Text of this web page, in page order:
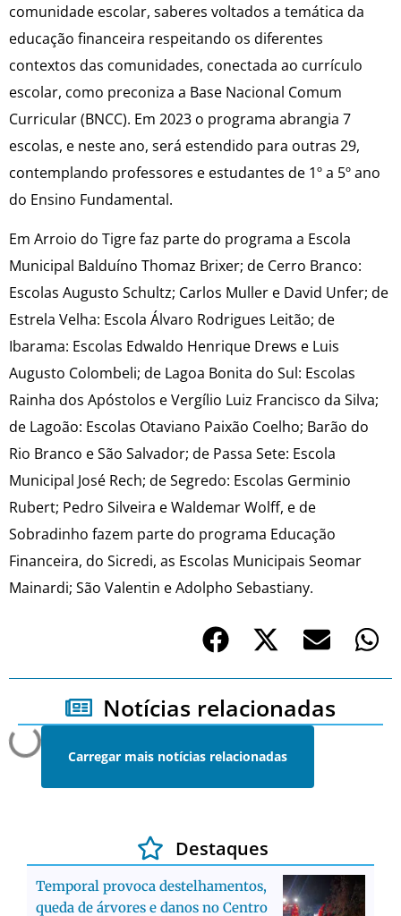
comunidade escolar, saberes voltados a temática da
educação financeira respeitando os diferentes
contextos das comunidades, conectada ao currículo
escolar, como preconiza a Base Nacional Comum
Curricular (BNCC). Em 2023 o programa abrangia 7
escolas, e neste ano, será estendido para outras 29,
contemplando professores e estudantes de 1º a 5º ano
do Ensino Fundamental.
Em Arroio do Tigre faz parte do programa a Escola
Municipal Balduíno Thomaz Brixer; de Cerro Branco:
Escolas Augusto Schultz; Carlos Muller e David Unfer; de
Estrela Velha: Escola Álvaro Rodrigues Leitão; de
Ibarama: Escolas Edwaldo Henrique Drews e Luis
Augusto Colombeli; de Lagoa Bonita do Sul: Escolas
Rainha dos Apóstolos e Vergílio Luiz Francisco da Silva;
de Lagoão: Escolas Otaviano Paixão Coelho; Barão do
Rio Branco e São Salvador; de Passa Sete: Escola
Municipal José Rech; de Segredo: Escolas Germinio
Rubert; Pedro Silveira e Waldemar Wolff, e de
Sobradinho fazem parte do programa Educação
Financeira, do Sicredi, as Escolas Municipais Seomar
Mainardi; São Valentin e Adolpho Sebastiany.
Notícias relacionadas
Carregar mais notícias relacionadas
Destaques
Temporal provoca destelhamentos,
queda de árvores e danos no Centro